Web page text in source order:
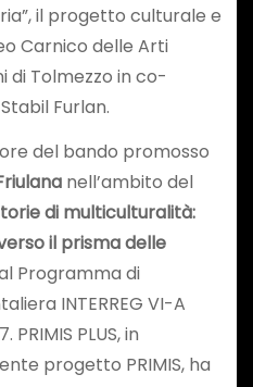
il progetto culturale e
Carnico delle Arti
di Tolmezzo in co-
Furlan.
del bando promosso
nell’ambito del
di multiculturalità:
il prisma delle
Programma di
INTERREG VI-A
PLUS, in
progetto PRIMIS, ha